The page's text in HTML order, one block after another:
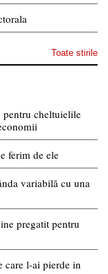
Toate stirile
cheltuielile
ferim de ele
variabilă cu una
pregatit pentru
care l-ai pierde in